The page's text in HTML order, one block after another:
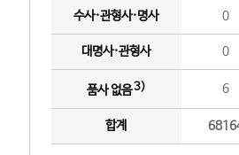
수사·관형사·명사 0
대명사·관형사 0
품사 없음3) 6
합계